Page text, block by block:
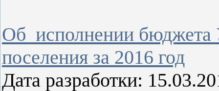
Об исполнении бюджета
поселения за 2016 год
Дата разработки: